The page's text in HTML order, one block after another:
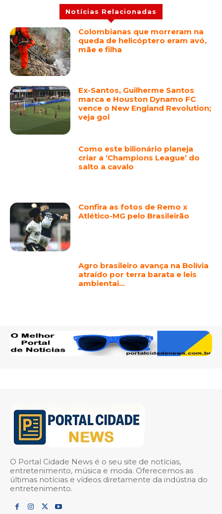
Notícias Relacionadas
Colombianas que morreram na
queda de helicóptero eram avó,
mãe e filha
Ex-Santos, Guilherme Santos
marca e Houston Dynamo FC
vence o New England Revolution;
veja gol
Como este bilionário planeja
criar a ‘Champions League’ do
salto a cavalo
Confira as fotos de Remo x
Atlético-MG pelo Brasileirão
Agro brasileiro avança na Bolívia
atraído por terra barata e leis
ambientai…
O Portal Cidade News é o seu site de notícias,
entretenimento, música e moda. Oferecemos as
últimas notícias e vídeos diretamente da indústria do
entretenimento.